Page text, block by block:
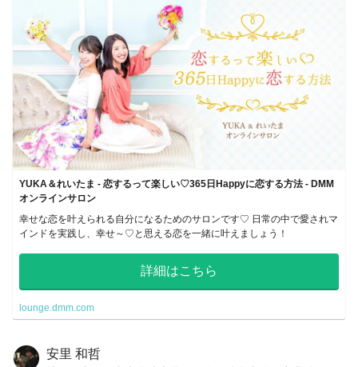
YUKA＆れいたま - 恋するって楽しい♡‏365日Happyに恋する方法 - DMM
オンラインサロン
幸せな恋を叶えられる自分になるためのサロンです♡ 日常の中で愛されマ
インドを実践し、幸せ～♡と思える恋を一緒に叶えましょう！
詳細はこちら
lounge.dmm.com
安里 和哲